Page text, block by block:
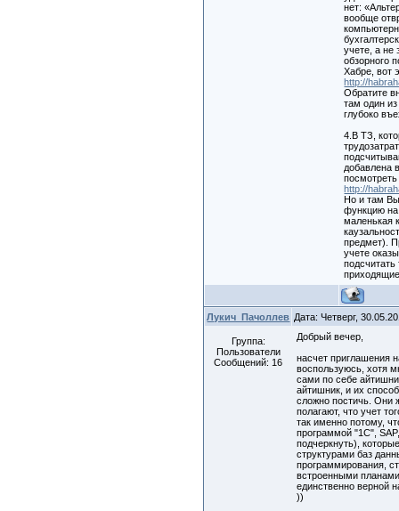
нет:
вообще
учете, а не
обзорного
Хабре, вот
http://
Обратите
там один
глубоко
4.В ТЗ,
добавлена
http://
Но и там
функцию на
маленькая
предмет).
учете
подсчитать
Лукич_Пачоллев Дата: Четверг,
Группа:
Пользователи
Сообщений: 16
Добрый вечер,
насчет приглашения
воспользуюсь, хотя
сами по себе
айтишник, и их
сложно постичь. Они
полагают, что учет
так именно потому,
программой "1С",
подчеркнуть),
структурами баз
программирования,
встроенными
единственно верной
))